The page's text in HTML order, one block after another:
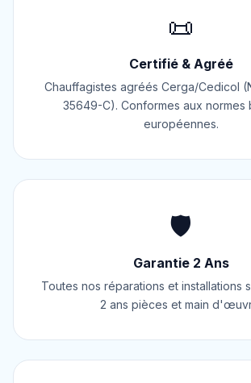
📜
Certifié & Agréé
Chauffagistes agréés Cerga/Cedicol
35649-C). Conformes aux normes
européennes.
🛡️
Garantie 2 Ans
Toutes nos réparations et installations
2 ans pièces et main